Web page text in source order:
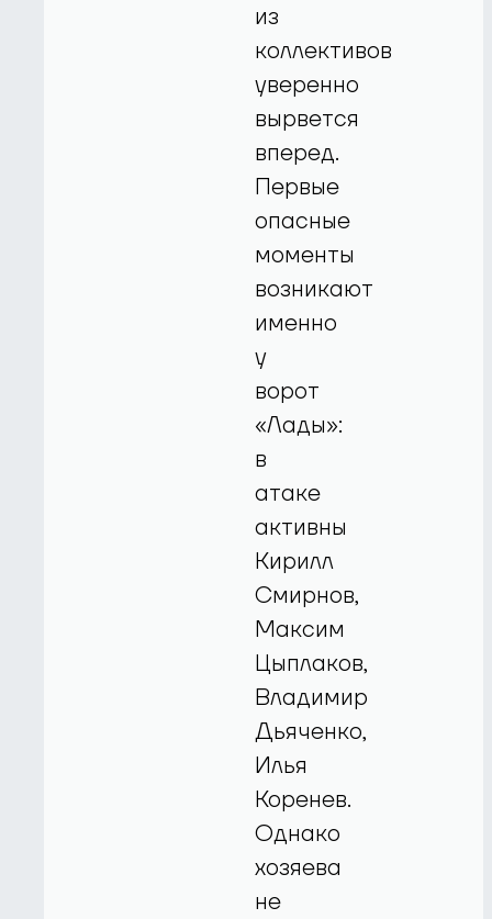
из
коллективов
уверенно
вырвется
вперед.
Первые
опасные
моменты
возникают
именно
у
ворот
«Лады»:
в
атаке
активны
Кирилл
Смирнов,
Максим
Цыплаков,
Владимир
Дьяченко,
Илья
Коренев.
Однако
хозяева
не